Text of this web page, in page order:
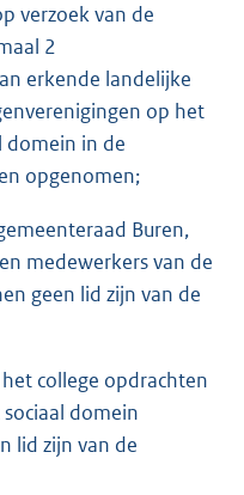
verzoek van de
2
erkende landelijke
op het
domein in de
opgenomen;
Buren,
medewerkers van de
geen lid zijn van de
college opdrachten
domein
lid zijn van de